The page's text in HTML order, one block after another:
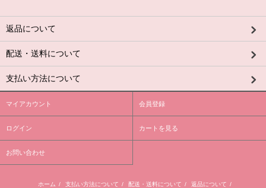
返品について
配送・送料について
支払い方法について
マイアカウント 会員登録
ログイン カートを見る
お問い合わせ
ホーム / 支払い方法について / 配送・送料について / 返品について /